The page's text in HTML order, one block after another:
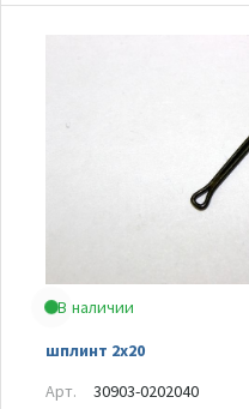
В наличии
шплинт 2x20
Арт.
30903-0202040